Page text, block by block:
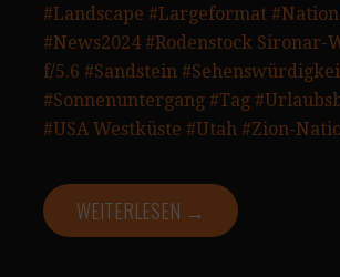
#Landscape #Largeformat
#News2024 #Rodenstock Sironar-
f/5.6 #Sandstein
#Sonnenuntergang #Tag
#USA Westküste #Utah #Zion-
WEITERLESEN →